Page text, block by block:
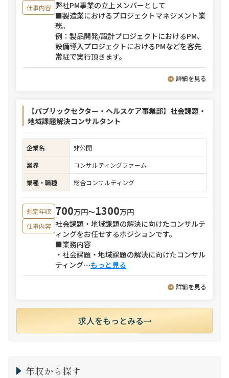
仕事内容 弊社PM事業の立上メンバーとして
■製造業におけるプロジェクトマネジメント業
務。
例：製品開発/設計プロジェクトにおけるPM、
設備導入プロジェクトにおけるPMなどを客先
常駐で実行頂きます。
詳細を見る
【パブリックセクター・ヘルスケア事業部】社会課題・
地域課題解決コンサルタント
企業名
非公開
業界
コンサルティングファーム
業種・職種
総合コンサルティング
想定年収 700万円〜1300万円
仕事内容 社会課題・地域課題の解決に向けたコンサルテ
ィングをお任せするポジションです。
■業務内容
・社会課題・地域課題の解決に向けたコンサル
ティング⋯もっと見る
詳細を見る
求人をもっとみる
年収から探す